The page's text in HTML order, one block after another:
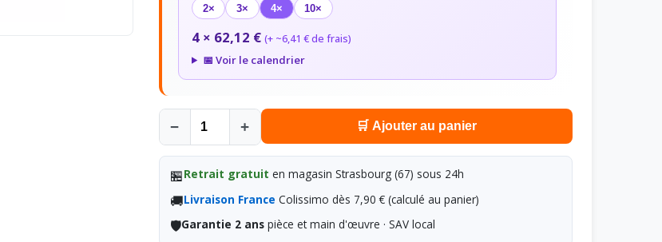
2× 3× 4× 10×
4 × 62,12 € (+ ~6,41 € de frais)
📅 Voir le calendrier
− + 🛒 Ajouter au panier
🏪Retrait gratuit en magasin Strasbourg (67) sous 24h
🚚Livraison France Colissimo dès 7,90 € (calculé au panier)
🛡️Garantie 2 ans pièce et main d'œuvre · SAV local